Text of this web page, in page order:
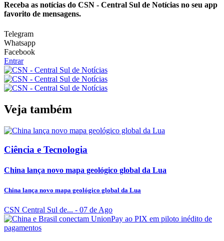
Receba as notícias do CSN - Central Sul de Notícias no seu app
favorito de mensagens.
Telegram
Whatsapp
Facebook
Entrar
Veja também
Ciência e Tecnologia
China lança novo mapa geológico global da Lua
China lança novo mapa geológico global da Lua
CSN Central Sul de... - 07 de Ago